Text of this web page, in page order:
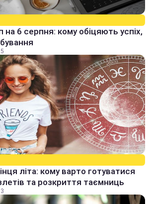
на 6 серпня: кому обіцяють успіх,
літа: кому варто готуватися
та розкриття таємниць